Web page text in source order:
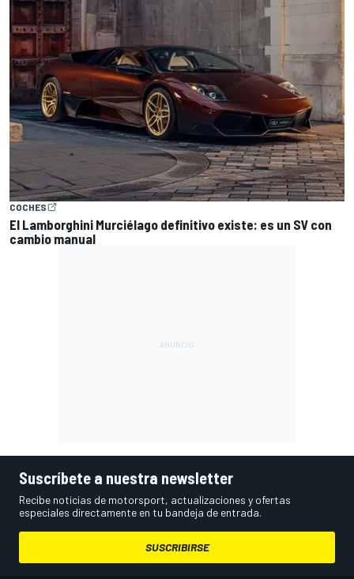
COCHES
El Lamborghini Murciélago definitivo existe: es un SV con
cambio manual
Suscríbete a nuestra newsletter
Recibe noticias de motorsport, actualizaciones y ofertas
especiales directamente en tu bandeja de entrada.
SUSCRIBIRSE